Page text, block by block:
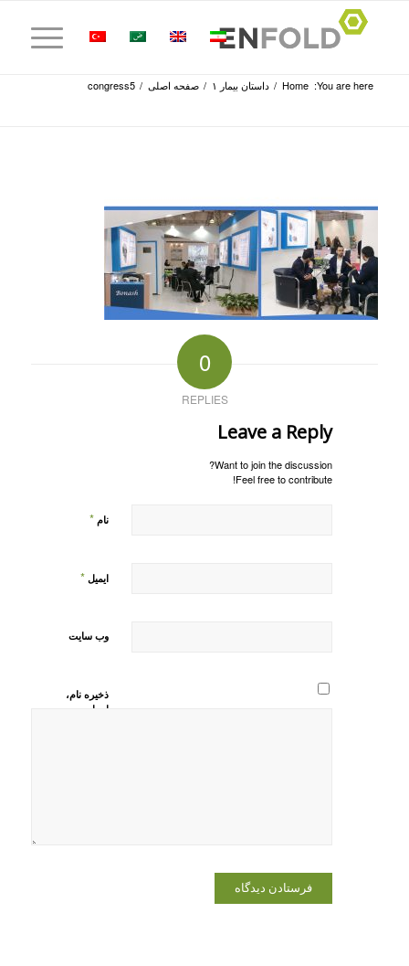
You are here:
Home
/ داستان بیمار ۱ / صفحه اصلی /
congress5
0
REPLIES
Leave a Reply
Want to join the discussion?
Feel free to contribute!
نام *
ایمیل *
وب‌ سایت
ذخیره نام،
ایمیل و